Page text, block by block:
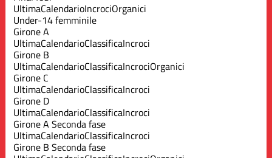
UltimaCalendarioIncrociOrganici
Under-14 femminile
Girone A
UltimaCalendarioClassificaIncroci
Girone B
UltimaCalendarioClassificaIncrociOrganici
Girone C
UltimaCalendarioClassificaIncroci
Girone D
UltimaCalendarioClassificaIncroci
Girone A Seconda fase
UltimaCalendarioClassificaIncroci
Girone B Seconda fase